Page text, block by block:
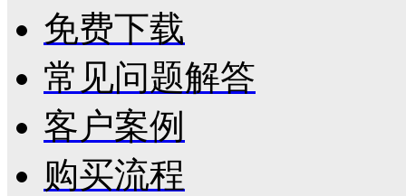
免费下载
常见问题解答
客户案例
购买流程